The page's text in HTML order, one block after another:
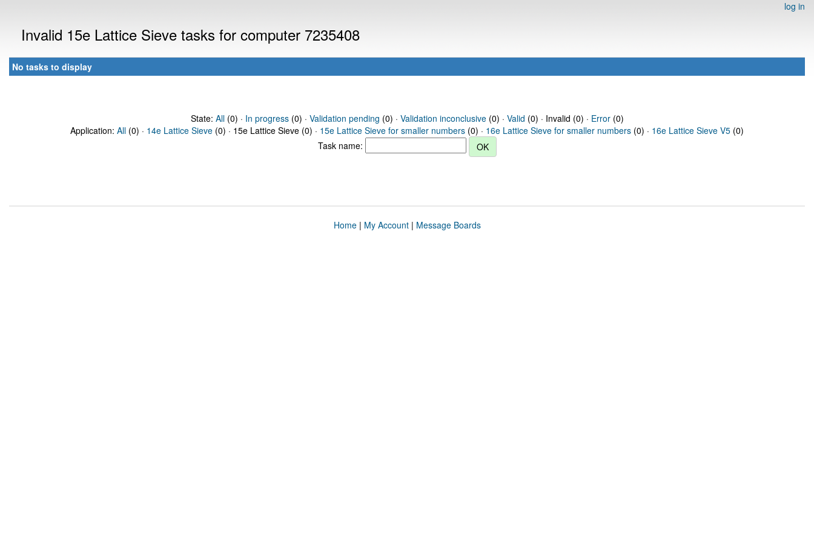
log in
Invalid 15e Lattice Sieve tasks for computer 7235408
No tasks to display
State: All(0) · In progress(0) · Validation pending (0) · Validation inconclusive(0) · Valid (0) · Invalid (0) · Error(0)
Application: All (0) · 14e Lattice Sieve (0) · 15e Lattice Sieve (0) · 15e Lattice Sieve for smaller numbers (0) · 16e Lattice Sieve for smaller numbers (0) · 16e Lattice Sieve V5 (0)
Task name:
Home| My Account| Message Boards